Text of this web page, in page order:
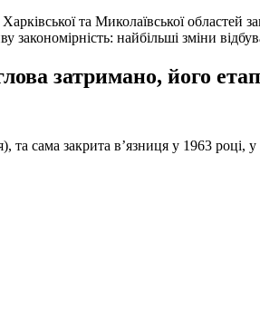
та Миколаївської областей
закономірність: найбільші зміни
затримано, його
та сама закрита в’язниця у 1963